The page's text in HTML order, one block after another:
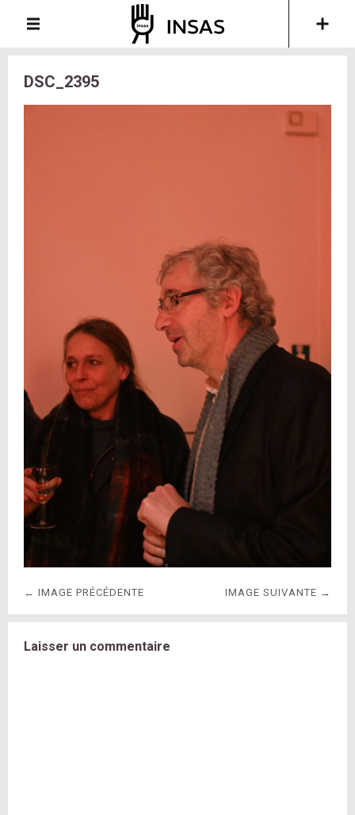
DSC_2395
← IMAGE PRÉCÉDENTE IMAGE SUIVANTE →
Laisser un commentaire